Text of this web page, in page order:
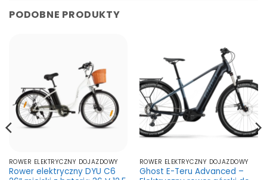
PODOBNE PRODUKTY
ROWER ELEKTRYCZNY DOJAZDOWY
Rower elektryczny DYU C6
ROWER ELEKTRYCZNY DOJAZDOWY
Ghost E-Teru Advanced –